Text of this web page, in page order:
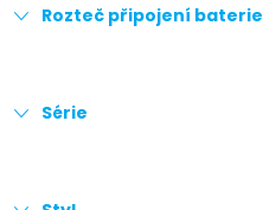
Rozteč připojení baterie
Série